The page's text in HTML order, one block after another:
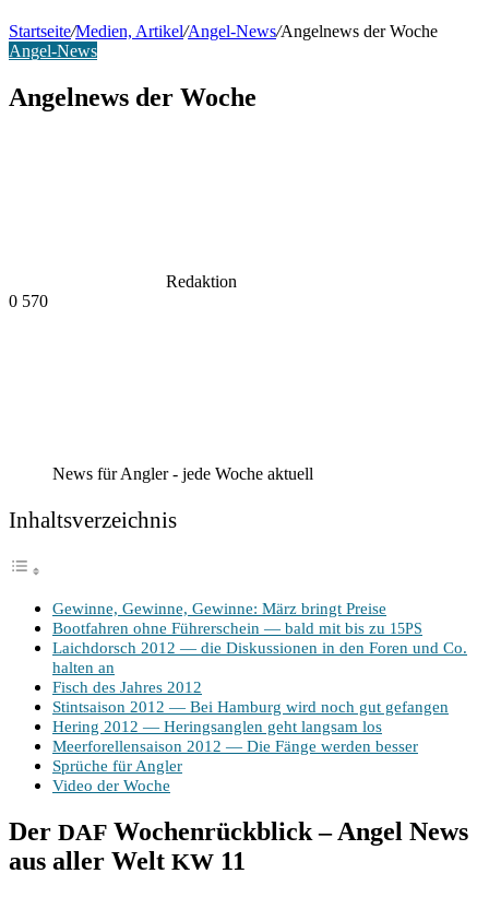
Startseite/Medien, Artikel/Angel-News/Angelnews der Woche
Angel-News
Angelnews der Woche
Redaktion
0 570
News für Angler - jede Woche aktuell
Inhalts­ver­zeich­nis
Gewin­ne, Gewin­ne, Gewin­ne: März bringt Preise
Boot­fah­ren ohne Füh­rer­schein — bald mit bis zu 15PS
Laich­dorsch 2012 — die Dis­kus­sio­nen in den Foren und Co.
hal­ten an
Fisch des Jah­res 2012
Stint­sai­son 2012 — Bei Ham­burg wird noch gut gefangen
Hering 2012 — Herings­ang­len geht lang­sam los
Meer­fo­rel­len­sai­son 2012 — Die Fän­ge wer­den besser
Sprü­che für Angler
Video der Woche
Der DAF Wochenrückblick – Angel News
aus aller Welt KW 11